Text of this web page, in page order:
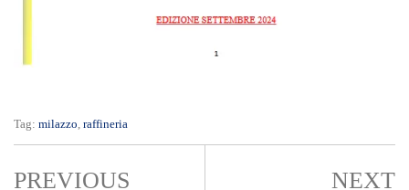
Tag: milazzo raffineria
PREVIOUS NEXT